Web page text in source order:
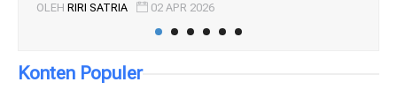
OLEH RIRI SATRIA 02 APR 2026
Konten Populer